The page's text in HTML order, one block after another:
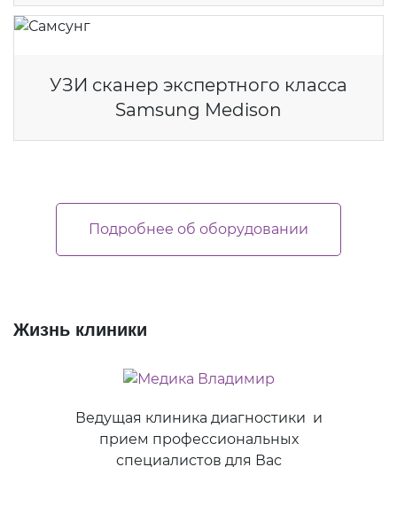
УЗИ сканер экспертного класса
Samsung Medison
Подробнее об оборудовании
Жизнь клиники
Ведущая клиника диагностики и
прием профессиональных
специалистов для Вас